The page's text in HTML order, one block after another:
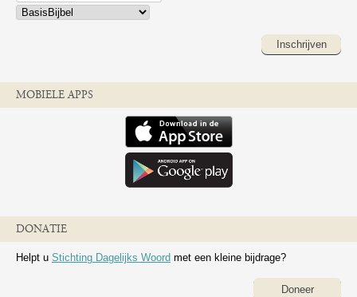
Inschrijven
MOBIELE APPS
DONATIE
Helpt u Stichting Dagelijks Woord met een kleine bijdrage?
Doneer